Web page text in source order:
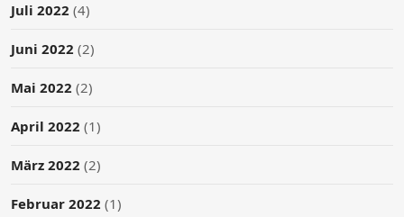
Juli 2022 (4)
Juni 2022 (2)
Mai 2022 (2)
April 2022 (1)
März 2022 (2)
Februar 2022 (1)